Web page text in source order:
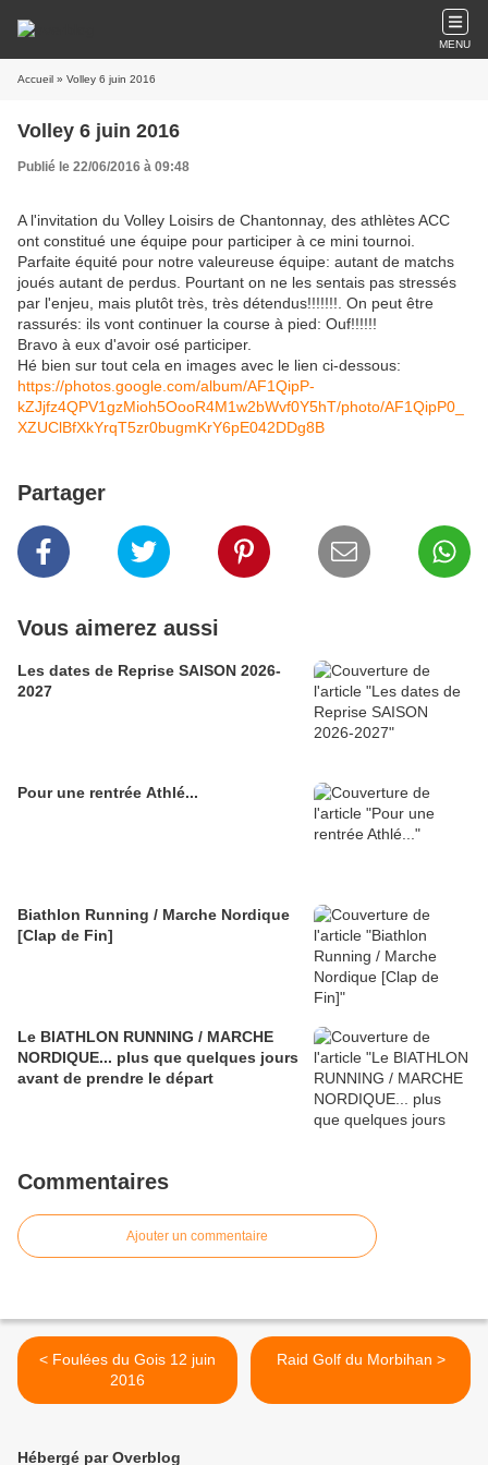
MENU
Accueil » Volley 6 juin 2016
Volley 6 juin 2016
Publié le 22/06/2016 à 09:48
A l'invitation du Volley Loisirs de Chantonnay, des athlètes ACC
ont constitué une équipe pour participer à ce mini tournoi.
Parfaite équité pour notre valeureuse équipe: autant de matchs
joués autant de perdus. Pourtant on ne les sentais pas stressés
par l'enjeu, mais plutôt très, très détendus!!!!!!!. On peut être
rassurés: ils vont continuer la course à pied: Ouf!!!!!!
Bravo à eux d'avoir osé participer.
Hé bien sur tout cela en images avec le lien ci-dessous:
https://photos.google.com/album/AF1QipP-
kZJjfz4QPV1gzMioh5OooR4M1w2bWvf0Y5hT/photo/AF1QipP0_
XZUClBfXkYrqT5zr0bugmKrY6pE042DDg8B
Partager
Vous aimerez aussi
Les dates de Reprise SAISON 2026-
2027
Pour une rentrée Athlé...
Biathlon Running / Marche Nordique
[Clap de Fin]
Le BIATHLON RUNNING / MARCHE
NORDIQUE... plus que quelques jours
avant de prendre le départ
Commentaires
Ajouter un commentaire
< Foulées du Gois 12 juin
2016
Raid Golf du Morbihan >
Hébergé par Overblog